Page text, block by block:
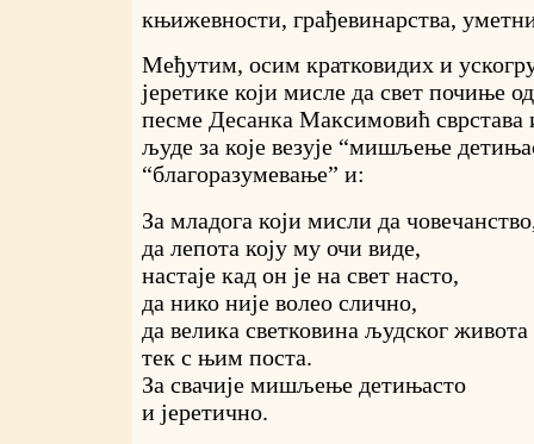
књижевности, грађевинарства,
Међутим, осим кратковидих и
јеретике који мисле да свет почиње
песме Десанка Максимовић
људе за које везује “мишљење
“благоразумевање” и:
За младога који мисли да
да лепота коју му очи виде,
настаје кад он је на свет насто,
да нико није волео слично,
да велика светковина људског живота
тек с њим поста.
За свачије мишљење детињасто
и јеретично.